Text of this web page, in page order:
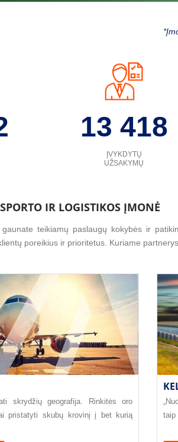
*
13 418
ĮVYKDYTŲ
UŽSAKYMŲ
IR LOGISTIKOS ĮMONĖ
teikiamų paslaugų kokybės ir
poreikius ir prioritetus. Kuriame
skrydžių geografija. Rinkitės oro
pristatyti skubų krovinį į bet kurią
taip